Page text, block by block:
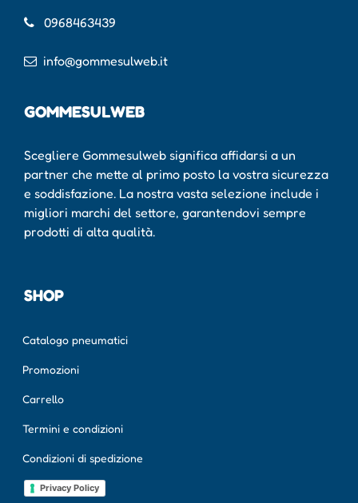
0968463439
info@gommesulweb.it
GOMMESULWEB
Scegliere Gommesulweb significa affidarsi a un
partner che mette al primo posto la vostra sicurezza
e soddisfazione. La nostra vasta selezione include i
migliori marchi del settore, garantendovi sempre
prodotti di alta qualità.
SHOP
Catalogo pneumatici
Promozioni
Carrello
Termini e condizioni
Condizioni di spedizione
Privacy Policy